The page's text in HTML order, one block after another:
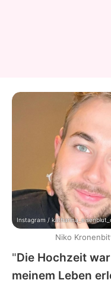
"Die Hochzeit
meinem Leben
Instagram /
Niko